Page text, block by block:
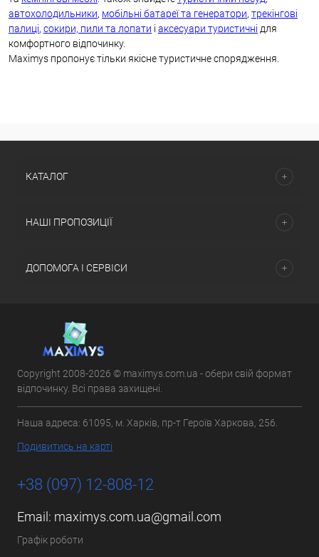
автохолодильники, мобільні батареї та генератори, трекінгові
палиці, сокири, пили та лопати і аксесуари туристичні для
комфортного відпочинку.
Maximys пропонує тільки якісне туристичне спорядження.
КАТАЛОГ
НАШІ ПРОПОЗИЦІЇ
ДОПОМОГА І СЕРВІСИ
Copyright 2008-2026 © maximys.com.ua - обери свій формат
відпочинку. Всі права захищені.
Наша адреса: 61095, м. Харків, пр-т Героїв Харкова, 256.
Подивитись на карті
+38 (097) 12-808-12
Email: maximys.com.ua@gmail.com
Графік роботи